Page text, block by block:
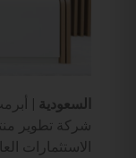
السعودية |
شركة تطوير